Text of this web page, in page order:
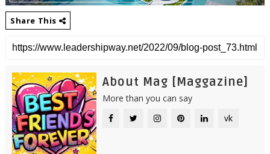
Share This
About Mag [Maggazine]
More than you can say
vk